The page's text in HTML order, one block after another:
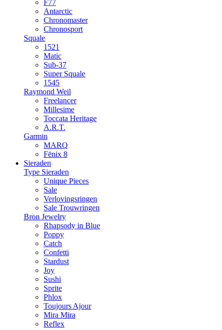
F77
Antarctic
Chronomaster
Chronosport
Squale
1521
Matic
Sub-37
Super Squale
1545
Raymond Weil
Freelancer
Millesime
Toccata Heritage
A.R.T.
Garmin
MARQ
Fēnix 8
Sieraden
Type Sieraden
Unique Pieces
Sale
Verlovingsringen
Sale Trouwringen
Bron Jewelry
Rhapsody in Blue
Poppy
Catch
Confetti
Stardust
Joy
Sushi
Sprite
Phlox
Toujours Ajour
Mira Mira
Reflex